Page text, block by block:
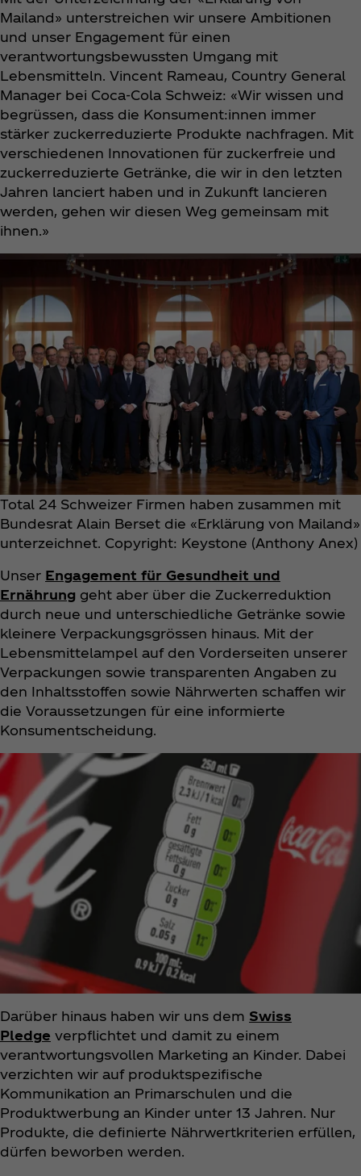
Mailand» unterstreichen wir unsere Ambitionen
und unser Engagement für einen
verantwortungsbewussten Umgang mit
Lebensmitteln. Vincent Rameau, Country General
Manager bei Coca‑Cola Schweiz: «Wir wissen und
begrüssen, dass die Konsument:innen immer
stärker zuckerreduzierte Produkte nachfragen. Mit
verschiedenen Innovationen für zuckerfreie und
zuckerreduzierte Getränke, die wir in den letzten
Jahren lanciert haben und in Zukunft lancieren
werden, gehen wir diesen Weg gemeinsam mit
ihnen.»
Total 24 Schweizer Firmen haben zusammen mit
Bundesrat Alain Berset die «Erklärung von Mailand»
unterzeichnet. Copyright: Keystone (Anthony Anex)
Unser Engagement für Gesundheit und
Ernährung geht aber über die Zuckerreduktion
durch neue und unterschiedliche Getränke sowie
kleinere Verpackungsgrössen hinaus. Mit der
Lebensmittelampel auf den Vorderseiten unserer
Verpackungen sowie transparenten Angaben zu
den Inhaltsstoffen sowie Nährwerten schaffen wir
die Voraussetzungen für eine informierte
Konsumentscheidung.
Darüber hinaus haben wir uns dem Swiss
Pledge verpflichtet und damit zu einem
verantwortungsvollen Marketing an Kinder. Dabei
verzichten wir auf produktspezifische
Kommunikation an Primarschulen und die
Produktwerbung an Kinder unter 13 Jahren. Nur
Produkte, die definierte Nährwertkriterien erfüllen,
dürfen beworben werden.